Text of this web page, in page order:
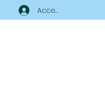
Accedi